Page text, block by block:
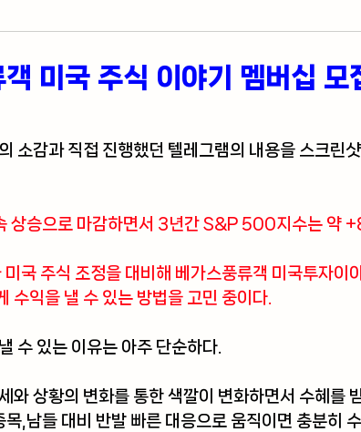
초
미국 주식 이야기 멤버십 모
소감과 직접 진행했던 텔레그램의 내용을 스크린
상승으로 마감하면서 3년간 S&P 500지수는 약
국 주식 조정을 대비해 베가스풍류객 미국투자이
수익을 낼 수 있는 방법을 고민 중이다.
수 있는 이유는 아주 단순하다.
와 상황의 변화를 통한 색깔이 변화하면서 수혜를
,남들 대비 반발 빠른 대응으로 움직이면 충분히